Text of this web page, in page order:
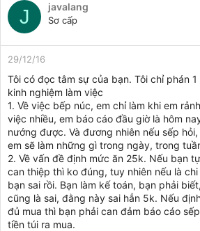
J javalang
Sơ cấp
29/12/16
Tôi có đọc tâm sự của bạn. Tôi chỉ phán
kinh nghiệm làm việc
1. Về việc bếp núc, em chỉ làm khi em
việc nhiều, em báo cáo đầu giờ là hôm
nướng được. Và đương nhiên nếu sếp
em sẽ làm những gì trong ngày, trong
2. Về vấn đề định mức ăn 25k. Nếu bạn
can thiệp thì ko đúng, tuy nhiên nếu là
bạn sai rồi. Bạn làm kế toán, bạn phải
cũng là sai, đằng này sai hẳn 5k. Nếu
đủ mua thì bạn phải can đảm báo cáo
tiền túi ra mua.